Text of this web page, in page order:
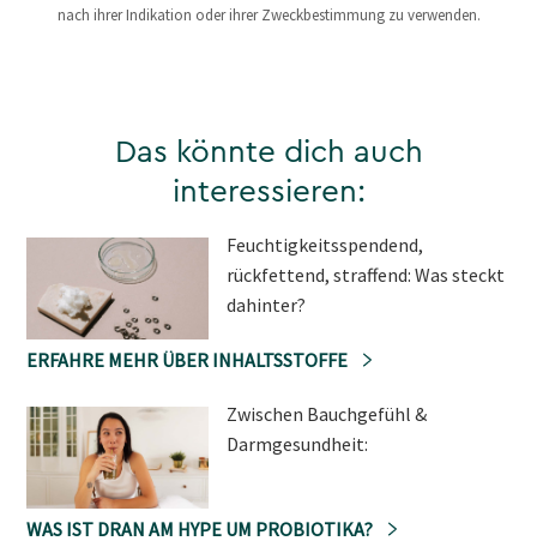
nach ihrer Indikation oder ihrer Zweckbestimmung zu verwenden.
Das könnte dich auch
interessieren:
Feuchtigkeitsspendend,
rückfettend, straffend: Was steckt
dahinter?
ERFAHRE MEHR ÜBER INHALTSSTOFFE
Zwischen Bauchgefühl &
Darmgesundheit:
WAS IST DRAN AM HYPE UM PROBIOTIKA?